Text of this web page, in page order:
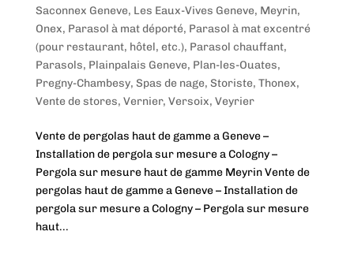
Saconnex Geneve, Les Eaux-Vives Geneve, Meyrin,
Onex, Parasol à mat déporté, Parasol à mat excentré
(pour restaurant, hôtel, etc.), Parasol chauffant,
Parasols, Plainpalais Geneve, Plan-les-Ouates,
Pregny-Chambesy, Spas de nage, Storiste, Thonex,
Vente de stores, Vernier, Versoix, Veyrier
Vente de pergolas haut de gamme a Geneve –
Installation de pergola sur mesure a Cologny –
Pergola sur mesure haut de gamme Meyrin Vente de
pergolas haut de gamme a Geneve – Installation de
pergola sur mesure a Cologny – Pergola sur mesure
haut...